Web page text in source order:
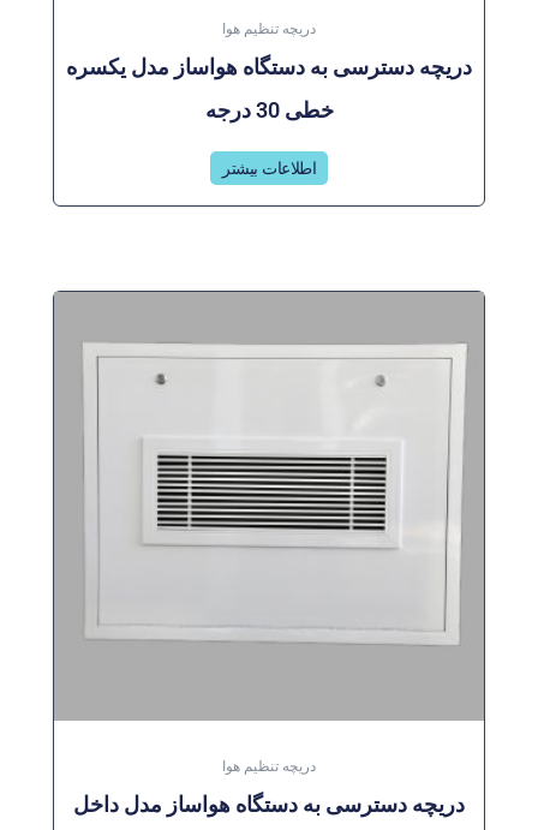
دریچه تنظیم هوا
دریچه دسترسی به دستگاه هواساز مدل یکسره
خطی 30 درجه
اطلاعات بیشتر
دریچه تنظیم هوا
دریچه دسترسی به دستگاه هواساز مدل داخل